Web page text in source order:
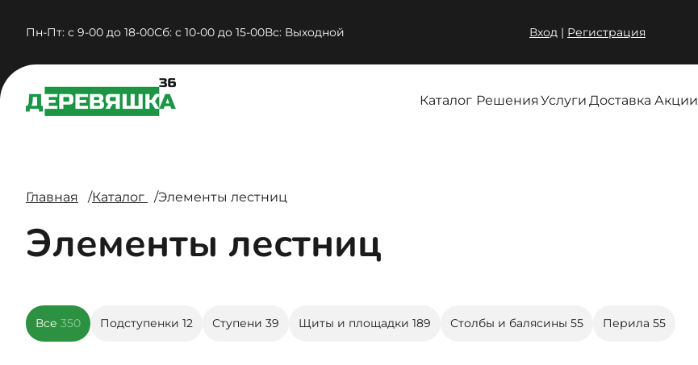
Пн-Пт: с 9-00 до 18-00Сб: c 10-00 до 15-00Вc: Выходной Вход | Регистрация
Каталог Решения Услуги Доставка Акции
Главная Каталог Элементы лестниц
Элементы лестниц
Все 350 Подступенки 12 Ступени 39 Щиты и площадки 189 Столбы и балясины 55 Перила 55